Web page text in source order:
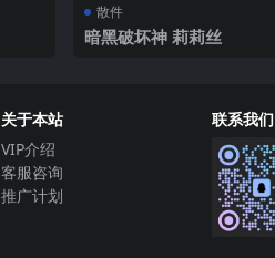
散件
暗黑破坏神 莉莉丝
关于本站
VIP介绍
客服咨询
推广计划
联系我们